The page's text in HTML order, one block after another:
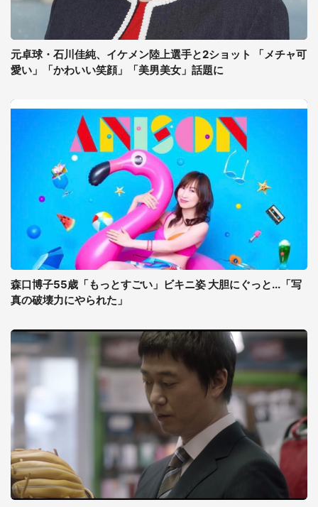
元卓球・石川佳純、イケメン陸上選手と2ショット 「メチャ可
愛い」「かわいい笑顔」「美男美女」話題に
森口博子55歳「もっとすごい」ビキニ姿 大胆にぐっと...「写
真の破壊力にやられた」